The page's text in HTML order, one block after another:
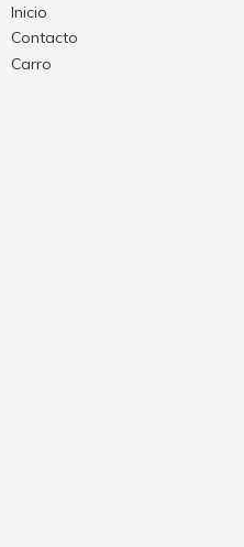
Inicio
Contacto
Carro